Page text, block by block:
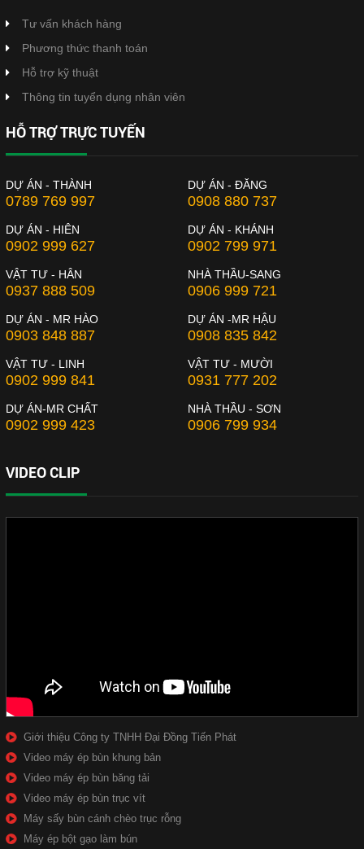
Tư vấn khách hàng
Phương thức thanh toán
Hỗ trợ kỹ thuật
Thông tin tuyển dụng nhân viên
HỖ TRỢ TRỰC TUYẾN
DỰ ÁN - THÀNH
0789 769 997
DỰ ÁN - ĐĂNG
0908 880 737
DỰ ÁN - HIÊN
0902 999 627
DỰ ÁN - KHÁNH
0902 799 971
VẬT TƯ - HÂN
0937 888 509
NHÀ THẦU-SANG
0906 999 721
DỰ ÁN - MR HÀO
0903 848 887
DỰ ÁN -MR HẬU
0908 835 842
VẬT TƯ - LINH
0902 999 841
VẬT TƯ - MƯỜI
0931 777 202
DỰ ÁN-MR CHẤT
0902 999 423
NHÀ THẦU - SƠN
0906 799 934
VIDEO CLIP
Giới thiệu Công ty TNHH Đại Đồng Tiến Phát
Video máy ép bùn khung bản
Video máy ép bùn băng tải
Video máy ép bùn trục vít
Máy sấy bùn cánh chèo trục rỗng
Máy ép bột gạo làm bún